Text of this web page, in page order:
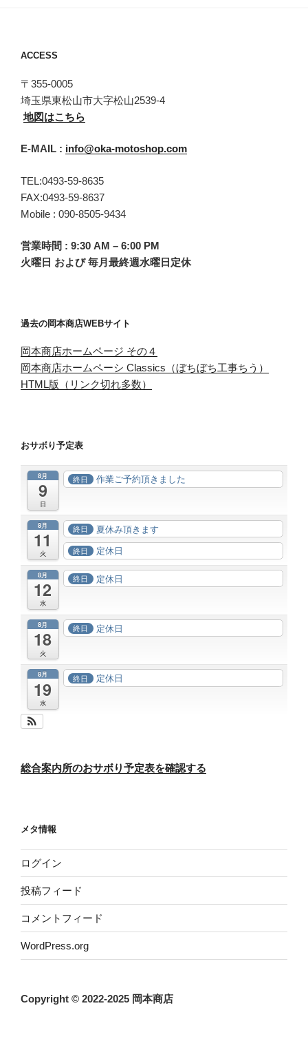
ACCESS
〒355-0005
埼玉県東松山市大字松山2539-4
地図はこちら
E-MAIL : info@oka-motoshop.com
TEL:0493-59-8635
FAX:0493-59-8637
Mobile : 090-8505-9434
営業時間 : 9:30 AM – 6:00 PM
火曜日 および 毎月最終週水曜日定休
過去の岡本商店WEBサイト
岡本商店ホームページ その４
岡本商店ホームペーシ Classics（ぼちぼち工事ちう）
HTML版（リンク切れ多数）
おサボり予定表
8月
9
日
終日 作業ご予約頂きました
8月
11
火
終日 夏休み頂きます
終日 定休日
8月
12
水
終日 定休日
8月
18
火
終日 定休日
8月
19
水
終日 定休日
総合案内所のおサボり予定表を確認する
メタ情報
ログイン
投稿フィード
コメントフィード
WordPress.org
Copyright © 2022-2025 岡本商店